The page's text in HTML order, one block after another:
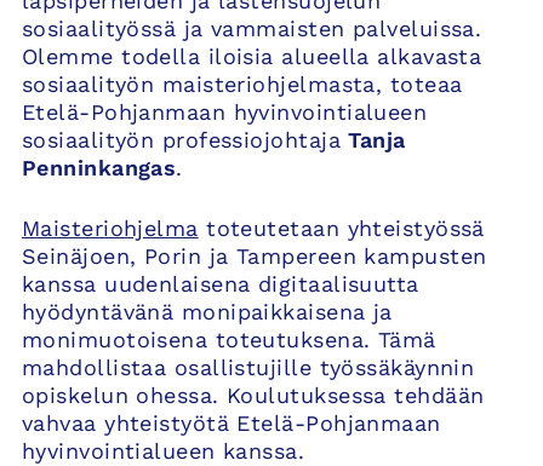
sosiaalityössä ja vammaisten palveluissa.
Olemme todella iloisia alueella alkavasta
sosiaalityön maisteriohjelmasta, toteaa
Etelä-Pohjanmaan hyvinvointialueen
sosiaalityön professiojohtajaTanja
Penninkangas.
Maisteriohjelma toteutetaan yhteistyössä
Seinäjoen, Porin ja Tampereen kampusten
kanssa uudenlaisena digitaalisuutta
hyödyntävänä monipaikkaisena ja
monimuotoisena toteutuksena. Tämä
mahdollistaa osallistujille työssäkäynnin
opiskelun ohessa. Koulutuksessa tehdään
vahvaa yhteistyötä Etelä-Pohjanmaan
hyvinvointialueen kanssa.